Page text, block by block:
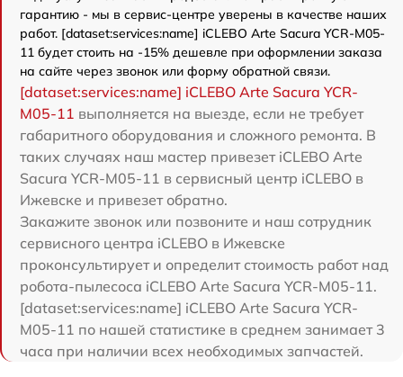
гарантию - мы в сервис-центре уверены в качестве наших
работ. [dataset:services:name] iCLEBO Arte Sacura YCR-M05-
11 будет стоить на -15% дешевле при оформлении заказа
на сайте через звонок или форму обратной связи.
[dataset:services:name] iCLEBO Arte Sacura YCR-
M05-11 выполняется на выезде, если не требует
габаритного оборудования и сложного ремонта. В
таких случаях наш мастер привезет iCLEBO Arte
Sacura YCR-M05-11 в сервисный центр iCLEBO в
Ижевске и привезет обратно.
Закажите звонок или позвоните и наш сотрудник
сервисного центра iCLEBO в Ижевске
проконсультирует и определит стоимость работ над
робота-пылесоса iCLEBO Arte Sacura YCR-M05-11.
[dataset:services:name] iCLEBO Arte Sacura YCR-
M05-11 по нашей статистике в среднем занимает 3
часа при наличии всех необходимых запчастей.